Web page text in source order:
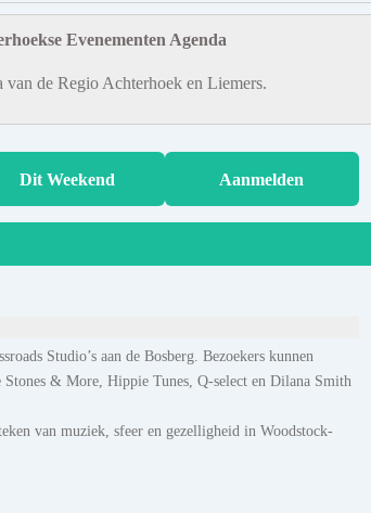
Evenementen Agenda
de Regio Achterhoek en Liemers.
Dit Weekend Aanmelden
Studio’s aan de Bosberg. Bezoekers kunnen
& More, Hippie Tunes, Q-select en Dilana Smith
van muziek, sfeer en gezelligheid in Woodstock-